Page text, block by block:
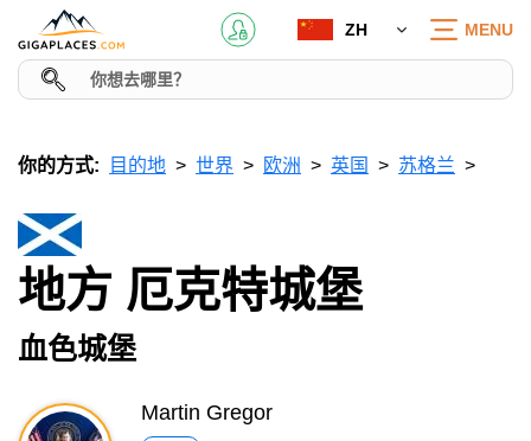
ZH MENU
你的方式: 目的地 世界 欧洲 英国 苏格兰
地方 厄克特城堡
血色城堡
Martin Gregor